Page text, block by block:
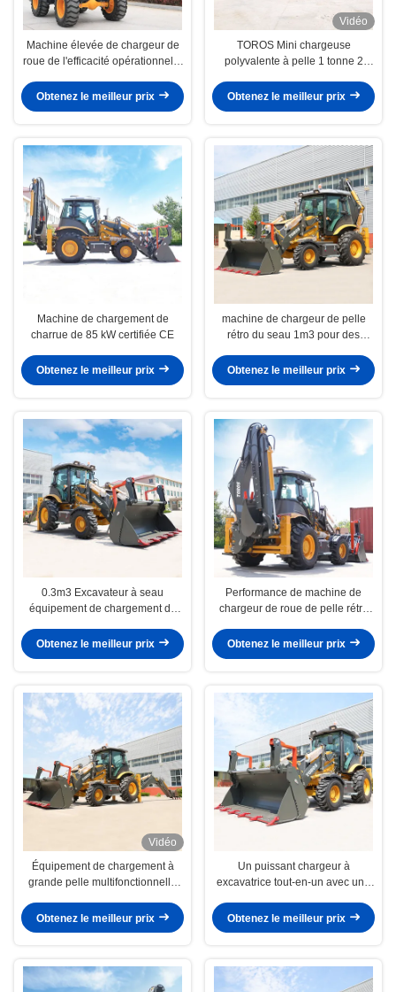
Machine élevée de chargeur de
roue de l'efficacité opérationnelle
Obtenez le meilleur prix
Vidéo
TOROS Mini chargeuse
polyvalente à pelle 1 tonne 2
Obtenez le meilleur prix
Machine de chargement de
charrue de 85 kW certifiée CE
Obtenez le meilleur prix
machine de chargeur de pelle
rétro du seau 1m3 pour des
conviviaux
Obtenez le meilleur prix
0.3m3 Excavateur à seau
équipement de chargement de
Obtenez le meilleur prix
Performance de machine de
chargeur de roue de pelle rétro
2500kg haute
Obtenez le meilleur prix
Vidéo
Équipement de chargement à
grande pelle multifonctionnelle
Obtenez le meilleur prix
Un puissant chargeur à
excavatrice tout-en-un avec une
Obtenez le meilleur prix